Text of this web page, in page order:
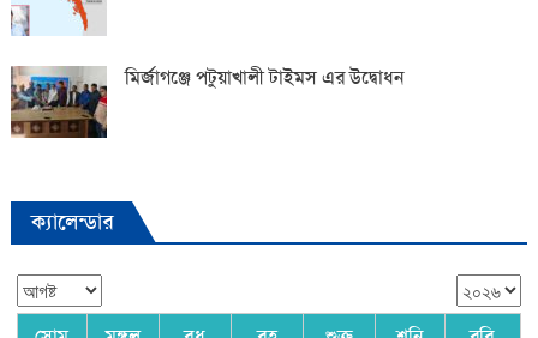
মির্জাগঞ্জে পটুয়াখালী টাইমস এর উদ্বোধন
ক্যালেন্ডার